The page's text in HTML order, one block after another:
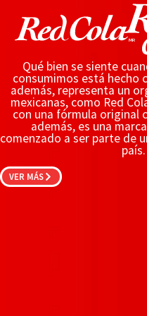
Qué bien se siente
consumimos está hecho
además, representa un
mexicanas, como Red
con una fórmula original
además, es una
comenzado a ser parte de
país.
VER MÁS